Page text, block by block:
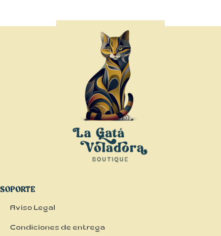
SOPORTE
Aviso Legal
Condiciones de entrega